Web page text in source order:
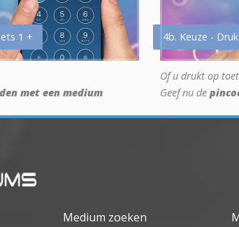
1 +
met een medium
4b. Keuze -
Of u drukt op
Geef nu de
Medium zoeken